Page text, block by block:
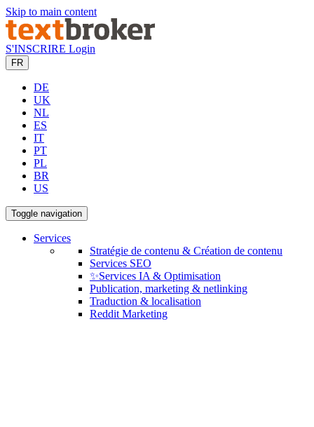
Skip to main content
S'INSCRIRE Login
FR
DE
UK
NL
ES
IT
PT
PL
BR
US
Toggle navigation
Services
Stratégie de contenu & Création de contenu
Services SEO
✨Services IA & Optimisation
Publication, marketing & netlinking
Traduction & localisation
Reddit Marketing